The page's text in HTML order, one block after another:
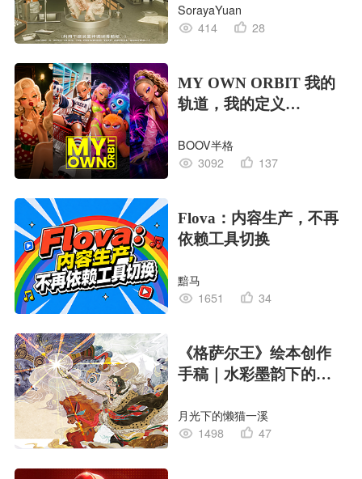
的工业版本
SorayaYuan
414
28
MY OWN ORBIT 我的
轨道，我的定义
对
BOOV半格
3092
137
Flova：内容生产，不再
依赖工具切换
黯马
1651
34
《格萨尔王》绘本创作
手稿｜水彩墨韵下的史
月光下的懒猫一溪
1498
47